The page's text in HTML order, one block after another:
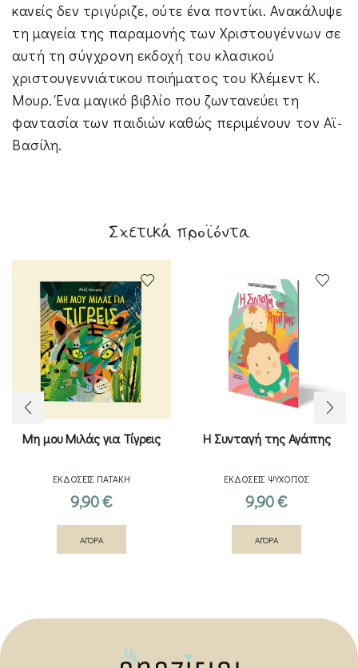
κανείς δεν τριγύριζε, ούτε ένα ποντίκι. Ανακάλυψε
τη μαγεία της παραμονής των Χριστουγέννων σε
αυτή τη σύγχρονη εκδοχή του κλασικού
χριστουγεννιάτικου ποιήματος του Κλέμεντ Κ.
Μουρ. Ένα μαγικό βιβλίο που ζωντανεύει τη
φαντασία των παιδιών καθώς περιμένουν τον Αϊ-
Βασίλη.
Σχετικά προϊόντα
Μη μου Μιλάς για Τίγρεις
ΕΚΔΟΣΕΙΣ ΠΑΤΑΚΗ
9,90€
ΑΓΟΡΑ
Η Συνταγή της Αγάπης
ΕΚΔΟΣΕΙΣ ΨΥΧΟΓΙΟΣ
9,90€
ΑΓΟΡΑ